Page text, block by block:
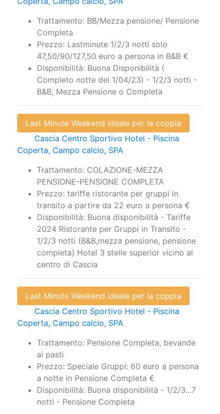
Trattamento: BB/Mezza pensione/ Pensione
Completa
Prezzo: Lastminute 1/2/3 notti solo
47,50/90/127,50 euro a persona in B&B €
Disponibilità: Buona Disponibilità (
Completo notte del 1/04/23) - 1/2/3 notti -
B&B, Mezza Pensione o Completa
Last Minute Weekend ideale per la coppia
Cascia Centro Sportivo Hotel - Piscina
Coperta, Campo calcio, SPA
Trattamento: COLAZIONE-MEZZA
PENSIONE-PENSIONE COMPLETA
Prezzo: tariffe ristorante per gruppi in
transito a partire da 22 euro a persona €
Disponibilità: Buona disponibilità - Tariffe
2024 Ristorante per Gruppi in Transito -
1/2/3 notti (B&B,mezza pensione, pensione
completa) Hotel 3 stelle superior vicino al
centro di Cascia
Last Minute Weekend ideale per la coppia
Cascia Centro Sportivo Hotel - Piscina
Coperta, Campo calcio, SPA
Trattamento: Pensione Completa, bevande
ai pasti
Prezzo: Speciale Gruppi: 60 euro a persona
a notte in Pensione Completa €
Disponibilità: Buona disponibilità - 1/2/3...7
notti - Pensione Completa